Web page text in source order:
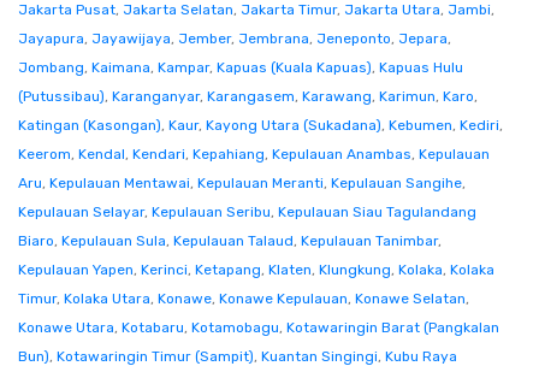
Jakarta Pusat, Jakarta Selatan, Jakarta Timur, Jakarta Utara, Jambi,
Jayapura, Jayawijaya, Jember, Jembrana, Jeneponto, Jepara,
Jombang, Kaimana, Kampar, Kapuas (Kuala Kapuas), Kapuas Hulu
(Putussibau), Karanganyar, Karangasem, Karawang, Karimun, Karo,
Katingan (Kasongan), Kaur, Kayong Utara (Sukadana), Kebumen, Kediri,
Keerom, Kendal, Kendari, Kepahiang, Kepulauan Anambas, Kepulauan
Aru, Kepulauan Mentawai, Kepulauan Meranti, Kepulauan Sangihe,
Kepulauan Selayar, Kepulauan Seribu, Kepulauan Siau Tagulandang
Biaro, Kepulauan Sula, Kepulauan Talaud, Kepulauan Tanimbar,
Kepulauan Yapen, Kerinci, Ketapang, Klaten, Klungkung, Kolaka, Kolaka
Timur, Kolaka Utara, Konawe, Konawe Kepulauan, Konawe Selatan,
Konawe Utara, Kotabaru, Kotamobagu, Kotawaringin Barat (Pangkalan
Bun), Kotawaringin Timur (Sampit), Kuantan Singingi, Kubu Raya